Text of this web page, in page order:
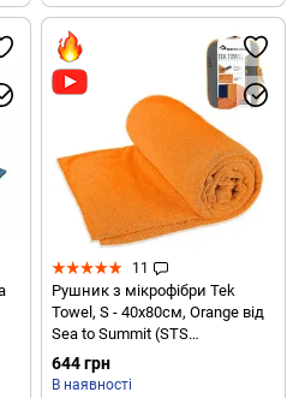
11
Рушник з мікрофібри Tek
Towel, S - 40х80см, Orange від
Sea to Summit (STS
ATTTEKSOR)
644 грн
В наявності